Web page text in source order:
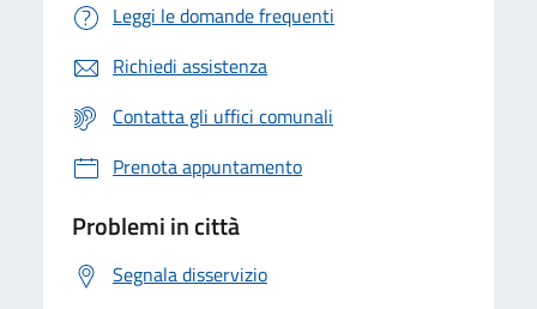
Leggi le domande frequenti
Richiedi assistenza
Contatta gli uffici comunali
Prenota appuntamento
Problemi in città
Segnala disservizio